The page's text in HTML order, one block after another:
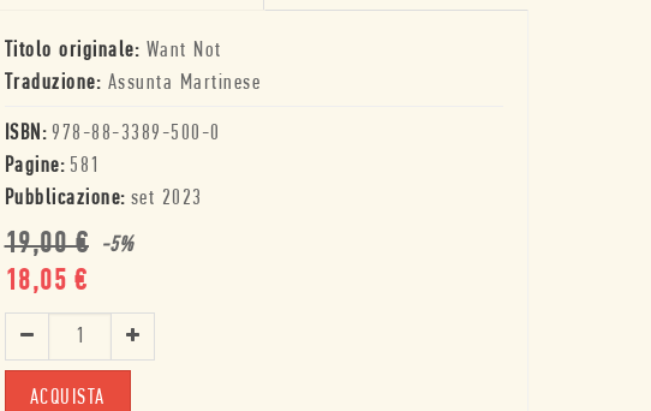
Titolo originale: Want Not
Traduzione: Assunta Martinese
ISBN: 978-88-3389-500-0
Pagine: 581
Pubblicazione: set 2023
19,00€ -5%
18,05 €
ACQUISTA